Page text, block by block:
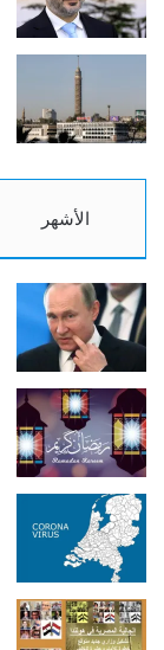
الأشهر